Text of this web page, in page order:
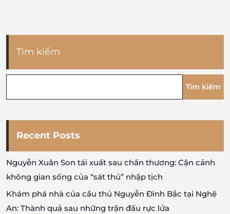
Tìm kiếm
Tìm kiếm
Recent Posts
Nguyễn Xuân Son tái xuất sau chấn thương: Cận cảnh
không gian sống của “sát thủ” nhập tịch
Khám phá nhà của cầu thủ Nguyễn Đình Bắc tại Nghệ
An: Thành quả sau những trận đấu rực lửa